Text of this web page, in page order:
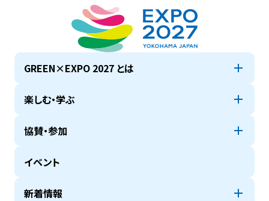
GREEN×EXPO 2027 とは
楽しむ・学ぶ
協賛・参加
イベント
新着情報